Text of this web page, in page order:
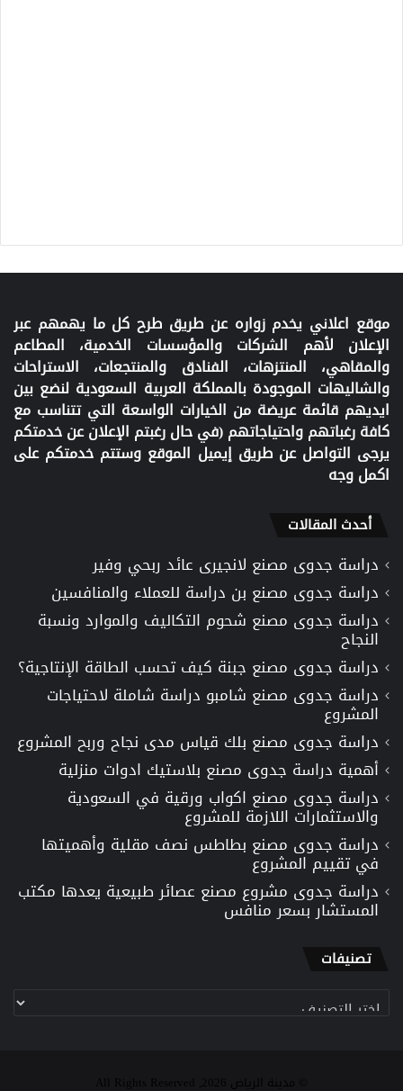
موقع اعلاني يخدم زواره عن طريق طرح كل ما يهمهم عبر
الإعلان لأهم الشركات والمؤسسات الخدمية، المطاعم
والمقاهي، المنتزهات، الفنادق والمنتجعات، الاستراحات
والشاليهات الموجودة بالمملكة العربية السعودية لنضع بين
ايديهم قائمة عريضة من الخيارات الواسعة التي تتناسب مع
كافة رغباتهم واحتياجاتهم (في حال رغبتم الإعلان عن خدمتكم
يرجى التواصل عن طريق إيميل الموقع وستتم خدمتكم على
اكمل وجه
أحدث المقالات
دراسة جدوى مصنع لانجيرى عائد ربحي وفير
دراسة جدوى مصنع بن دراسة للعملاء والمنافسين
دراسة جدوى مصنع شحوم التكاليف والموارد ونسبة
النجاح
دراسة جدوى مصنع جبنة كيف تحسب الطاقة الإنتاجية؟
دراسة جدوى مصنع شامبو دراسة شاملة لاحتياجات
المشروع
دراسة جدوى مصنع بلك قياس مدى نجاح وربح المشروع
أهمية دراسة جدوى مصنع بلاستيك ادوات منزلية
دراسة جدوى مصنع اكواب ورقية في السعودية
والاستثمارات اللازمة للمشروع
دراسة جدوى مصنع بطاطس نصف مقلية وأهميتها
في تقييم المشروع
دراسة جدوى مشروع مصنع عصائر طبيعية يعدها مكتب
المستشار بسعر منافس
تصنيفات
تصنيفات
© مدينة الرياض 2026, All Rights Reserved